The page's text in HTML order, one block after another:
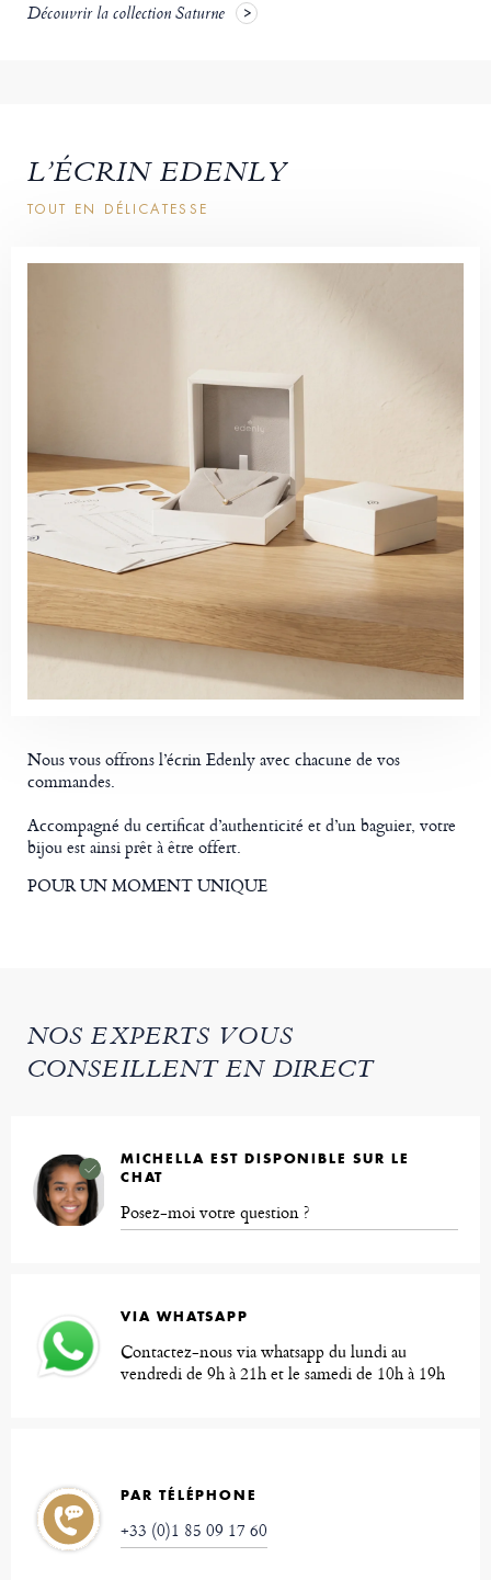
Découvrir la collection Saturne
L’ÉCRIN EDENLY
TOUT EN DÉLICATESSE
Nous vous offrons l’écrin Edenly avec chacune de vos
commandes.
Accompagné du certificat d’authenticité et d’un baguier, votre
bijou est ainsi prêt à être offert.
POUR UN MOMENT UNIQUE
NOS EXPERTS VOUS
CONSEILLENT EN DIRECT
MICHELLA EST DISPONIBLE SUR LE
CHAT
Posez-moi votre question ?
VIA WHATSAPP
Contactez-nous via whatsapp du lundi au
vendredi de 9h à 21h et le samedi de 10h à 19h
PAR TÉLÉPHONE
+33 (0)1 85 09 17 60